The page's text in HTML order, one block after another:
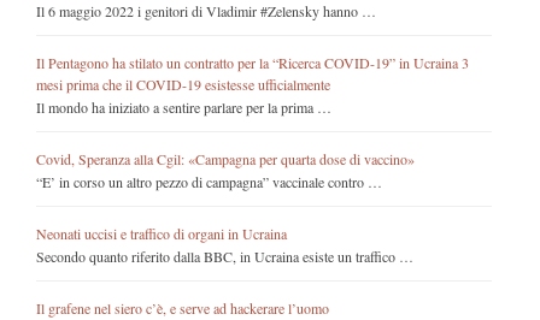
Il 6 maggio 2022 i genitori di Vladimir #Zelensky hanno …
Il Pentagono ha stilato un contratto per la “Ricerca COVID-19” in Ucraina 3
mesi prima che il COVID-19 esistesse ufficialmente
Il mondo ha iniziato a sentire parlare per la prima …
Covid, Speranza alla Cgil: «Campagna per quarta dose di vaccino»
“E’ in corso un altro pezzo di campagna” vaccinale contro …
Neonati uccisi e traffico di organi in Ucraina
Secondo quanto riferito dalla BBC, in Ucraina esiste un traffico …
Il grafene nel siero c’è, e serve ad hackerare l’uomo